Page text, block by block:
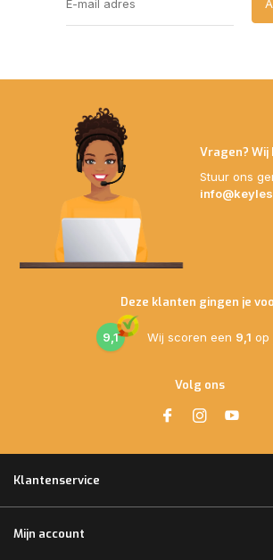
Vragen?
Stuur ons
Deze klanten gingen je
9,1 Wij scoren een 9,1 op
Volg ons
Klantenservice
Mijn account